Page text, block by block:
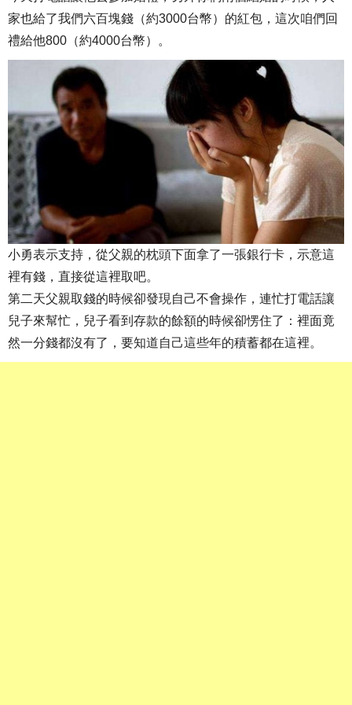
家也給了我們六百塊錢（約3000台幣）的紅包，這次咱們回
禮給他800（約4000台幣）。
小勇表示支持，從父親的枕頭下面拿了一張銀行卡，示意這
裡有錢，直接從這裡取吧。
第二天父親取錢的時候卻發現自己不會操作，連忙打電話讓
兒子來幫忙，兒子看到存款的餘額的時候卻愣住了：裡面竟
然一分錢都沒有了，要知道自己這些年的積蓄都在這裡。